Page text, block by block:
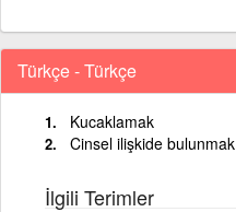
Türkçe - Türkçe
Kucaklamak
Cinsel ilişkide bulunmak
İlgili Terimler